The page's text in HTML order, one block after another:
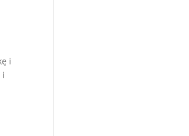
i
i